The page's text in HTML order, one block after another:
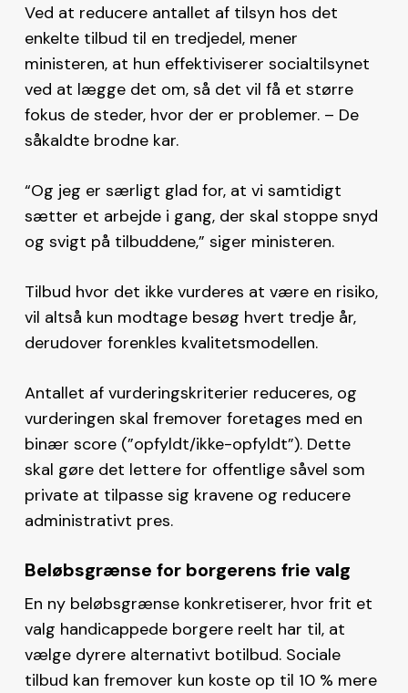
Ved at reducere antallet af tilsyn hos det
enkelte tilbud til en tredjedel, mener
ministeren, at hun effektiviserer socialtilsynet
ved at lægge det om, så det vil få et større
fokus de steder, hvor der er problemer. – De
såkaldte brodne kar.
“Og jeg er særligt glad for, at vi samtidigt
sætter et arbejde i gang, der skal stoppe snyd
og svigt på tilbuddene,” siger ministeren.
Tilbud hvor det ikke vurderes at være en risiko,
vil altså kun modtage besøg hvert tredje år,
derudover forenkles kvalitetsmodellen.
Antallet af vurderingskriterier reduceres, og
vurderingen skal fremover foretages med en
binær score (”opfyldt/ikke-opfyldt”). Dette
skal gøre det lettere for offentlige såvel som
private at tilpasse sig kravene og reducere
administrativt pres.
Beløbsgrænse for borgerens frie valg
En ny beløbsgrænse konkretiserer, hvor frit et
valg handicappede borgere reelt har til, at
vælge dyrere alternativt botilbud. Sociale
tilbud kan fremover kun koste op til 10 % mere